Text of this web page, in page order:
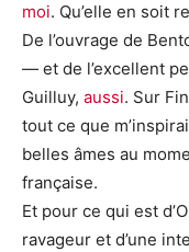
moi. Qu’elle en soit
De l’ouvrage de
— et de l’excellent
Guilluy, aussi. Sur
tout ce que
belles âmes au
française.
Et pour ce qui est
ravageur et d’une